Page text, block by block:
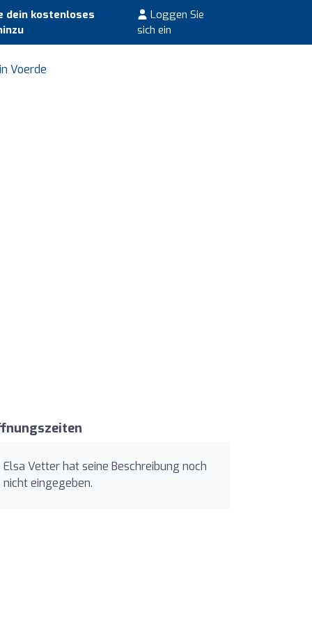
dein kostenloses
Loggen Sie
sich ein
Voerde
Elsa Vetter hat seine Beschreibung noch
nicht eingegeben.